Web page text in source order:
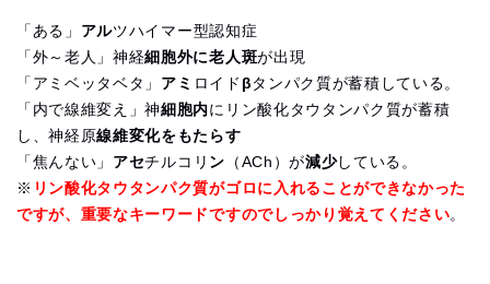
「ある」 アルツハイマー型認知症
「外～老人」神経細胞外に老人斑が出現
「アミベッタベタ」 アミ ロイド β タンパク質が蓄積している。
「内で線維変え」神細胞内にリン酸化タウタンパク質が蓄積
し、神経原線維変化をもたらす
「焦んない」 アセチルコリ ン （ACh）が減少している。
※ リ ン酸化タウタンパク質がゴロに入れることができなかった
ですが、重要なキーワードですのでしっかり覚えてください。